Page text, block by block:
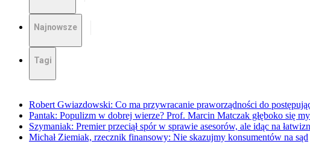
Najnowsze
Tagi
Robert Gwiazdowski: Co ma przywracanie praworządności do
Pantak: Populizm w dobrej wierze? Prof. Marcin Matczak głęboko się
Szymaniak: Premier przeciął spór w sprawie asesorów, ale idąc na
Michał Ziemiak, rzecznik finansowy: Nie skazujmy konsumentów na sąd